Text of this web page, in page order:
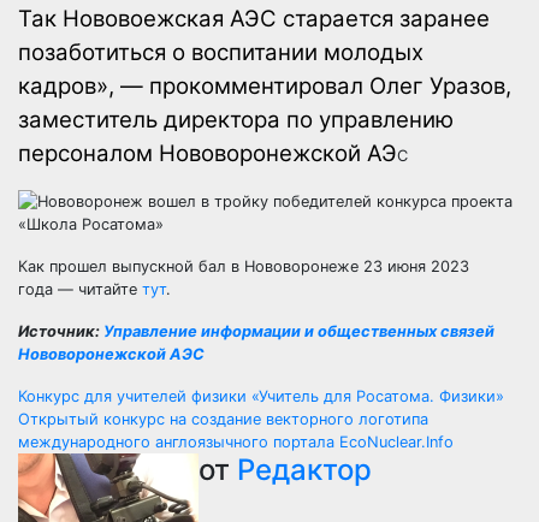
Так Нововоежская АЭС старается заранее
позаботиться о воспитании молодых
кадров», — прокомментировал Олег Уразов,
заместитель директора по управлению
персоналом Нововоронежской АЭС
Как прошел выпускной бал в Нововоронеже 23 июня 2023
года — читайте тут.
Источник: Управление информации и общественных связей
Нововоронежской АЭС
Навигация
по
записям
Конкурс для учителей физики «Учитель для Росатома. Физики»
Открытый конкурс на создание векторного логотипа
международного англоязычного портала EcoNuclear.Info
от Редактор